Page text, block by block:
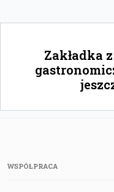
Zakładka
WSPÓŁPRACA